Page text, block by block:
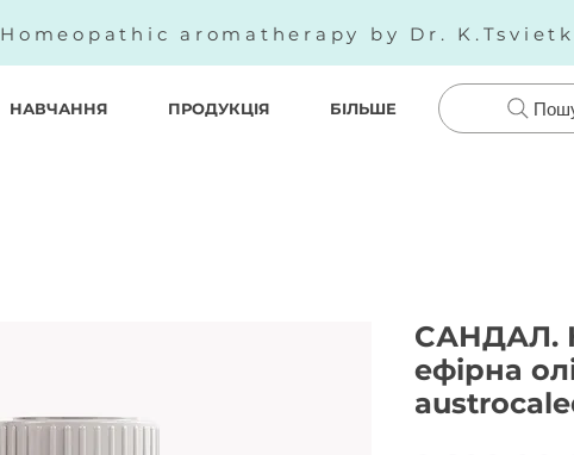
Homeopathic aromatherapy by Dr.
НАВЧАННЯ ПРОДУКЦІЯ БІЛЬШЕ
CАНДАЛ.
ефірна